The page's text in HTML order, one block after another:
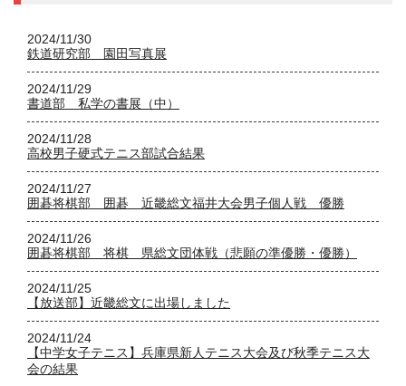
2024/11/30
鉄道研究部 園田写真展
2024/11/29
書道部 私学の書展（中）
2024/11/28
高校男子硬式テニス部試合結果
2024/11/27
囲碁将棋部 囲碁 近畿総文福井大会男子個人戦 優勝
2024/11/26
囲碁将棋部 将棋 県総文団体戦（悲願の準優勝・優勝）
2024/11/25
【放送部】近畿総文に出場しました
2024/11/24
【中学女子テニス】兵庫県新人テニス大会及び秋季テニス大
会の結果